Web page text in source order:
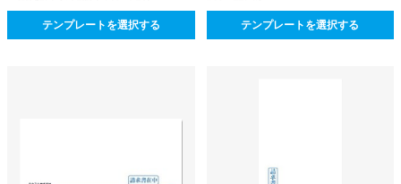
テンプレートを選択する テンプレートを選択する